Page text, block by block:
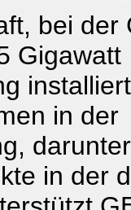
bei der
Gigawatt
in der
in der